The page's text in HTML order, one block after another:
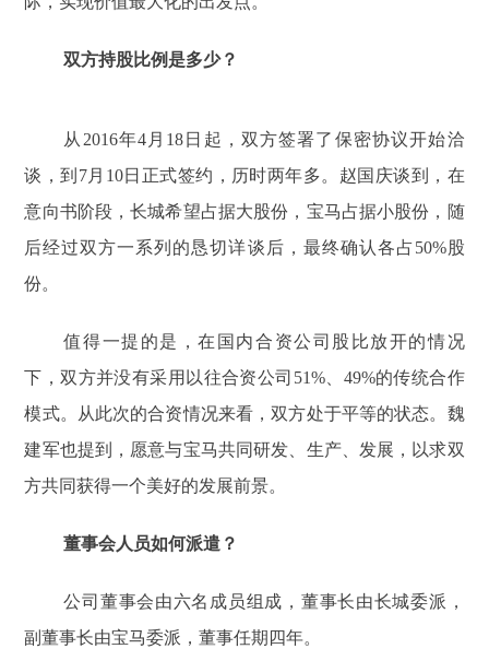
双方持股比例是多少？
从2016年4月18日起，双方签署了保密协议开始洽
谈，到7月10日正式签约，历时两年多。赵国庆谈到，在
意向书阶段，长城希望占据大股份，宝马占据小股份，随
后经过双方一系列的恳切详谈后，最终确认各占50%股
份。
值得一提的是，在国内合资公司股比放开的情况
下，双方并没有采用以往合资公司51%、49%的传统合作
模式。从此次的合资情况来看，双方处于平等的状态。魏
建军也提到，愿意与宝马共同研发、生产、发展，以求双
方共同获得一个美好的发展前景。
董事会人员如何派遣？
公司董事会由六名成员组成，董事长由长城委派，
副董事长由宝马委派，董事任期四年。